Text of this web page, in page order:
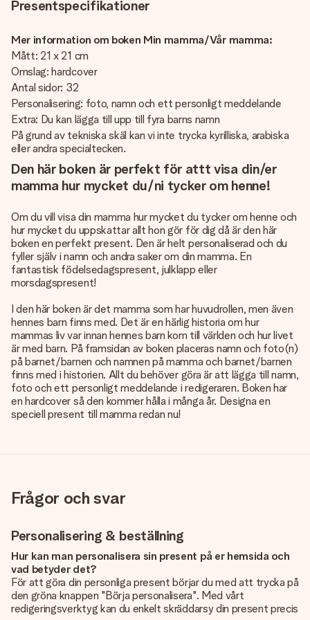
Presentspecifikationer
Mer information om boken Min mamma/Vår mamma:
Mått: 21 x 21 cm
Omslag: hardcover
Antal sidor: 32
Personalisering: foto, namn och ett personligt meddelande
Extra: Du kan lägga till upp till fyra barns namn
På grund av tekniska skäl kan vi inte trycka kyrilliska, arabiska
eller andra specialtecken.
Den här boken är perfekt för attt visa din/er
mamma hur mycket du/ni tycker om henne!
Om du vill visa din mamma hur mycket du tycker om henne och
hur mycket du uppskattar allt hon gör för dig då är den här
boken en perfekt present. Den är helt personaliserad och du
fyller själv i namn och andra saker om din mamma. En
fantastisk födelsedagspresent, julklapp eller
morsdagspresent!
I den här boken är det mamma som har huvudrollen, men även
hennes barn finns med. Det är en härlig historia om hur
mammas liv var innan hennes barn kom till världen och hur livet
är med barn. På framsidan av boken placeras namn och foto(n)
på barnet/barnen och namnen på mamma och barnet/barnen
finns med i historien. Allt du behöver göra är att lägga till namn,
foto och ett personligt meddelande i redigeraren. Boken har
en hardcover så den kommer hålla i många år. Designa en
speciell present till mamma redan nu!
Frågor och svar
Personalisering & beställning
Hur kan man personalisera sin present på er hemsida och
vad betyder det?
För att göra din personliga present börjar du med att trycka på
den gröna knappen "Börja personalisera". Med vårt
redigeringsverktyg kan du enkelt skräddarsy din present precis